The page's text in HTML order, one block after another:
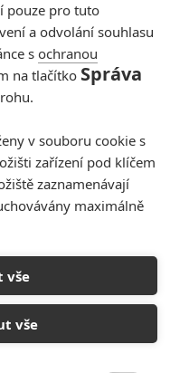
Anarvin | 20.05.2026 20:28
hnus českých dějin
Záhada strašidelného
štědrovečerních
pouze pro tuto
a odvolání souhlasu
sochranou
na tlačítko Správa
v souboru cookie s
zařízení pod klíčem
zaznamenávají
maximálně
vše
vše